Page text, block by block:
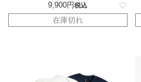
9,900 税込
在庫切れ